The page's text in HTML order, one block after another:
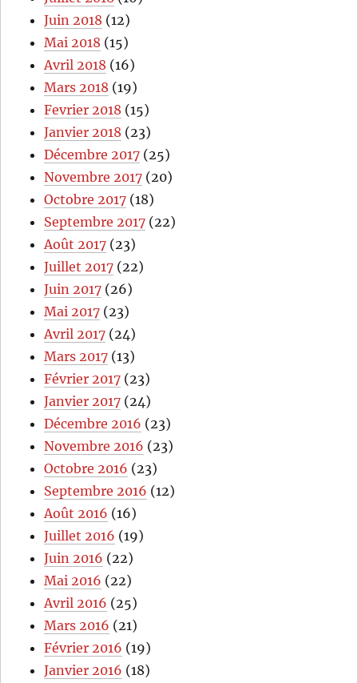
Juin 2018 (12)
Mai 2018 (15)
Avril 2018 (16)
Mars 2018 (19)
Fevrier 2018 (15)
Janvier 2018 (23)
Décembre 2017 (25)
Novembre 2017 (20)
Octobre 2017 (18)
Septembre 2017 (22)
Août 2017 (23)
Juillet 2017 (22)
Juin 2017 (26)
Mai 2017 (23)
Avril 2017 (24)
Mars 2017 (13)
Février 2017 (23)
Janvier 2017 (24)
Décembre 2016 (23)
Novembre 2016 (23)
Octobre 2016 (23)
Septembre 2016 (12)
Août 2016 (16)
Juillet 2016 (19)
Juin 2016 (22)
Mai 2016 (22)
Avril 2016 (25)
Mars 2016 (21)
Février 2016 (19)
Janvier 2016 (18)